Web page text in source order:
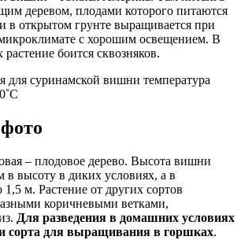
деревом, плодами которого питаются
в открытом грунте выращивается при
с хорошим освещением. В
боится сквозняков.
для суринамской вишни температура
– плодовое дерево. Высота вишни
в высоту в диких условиях, а в
м. Растение от других сортов
коричневыми ветками,
Для разведения в домашних условиях
сорта для выращивания в горшках.